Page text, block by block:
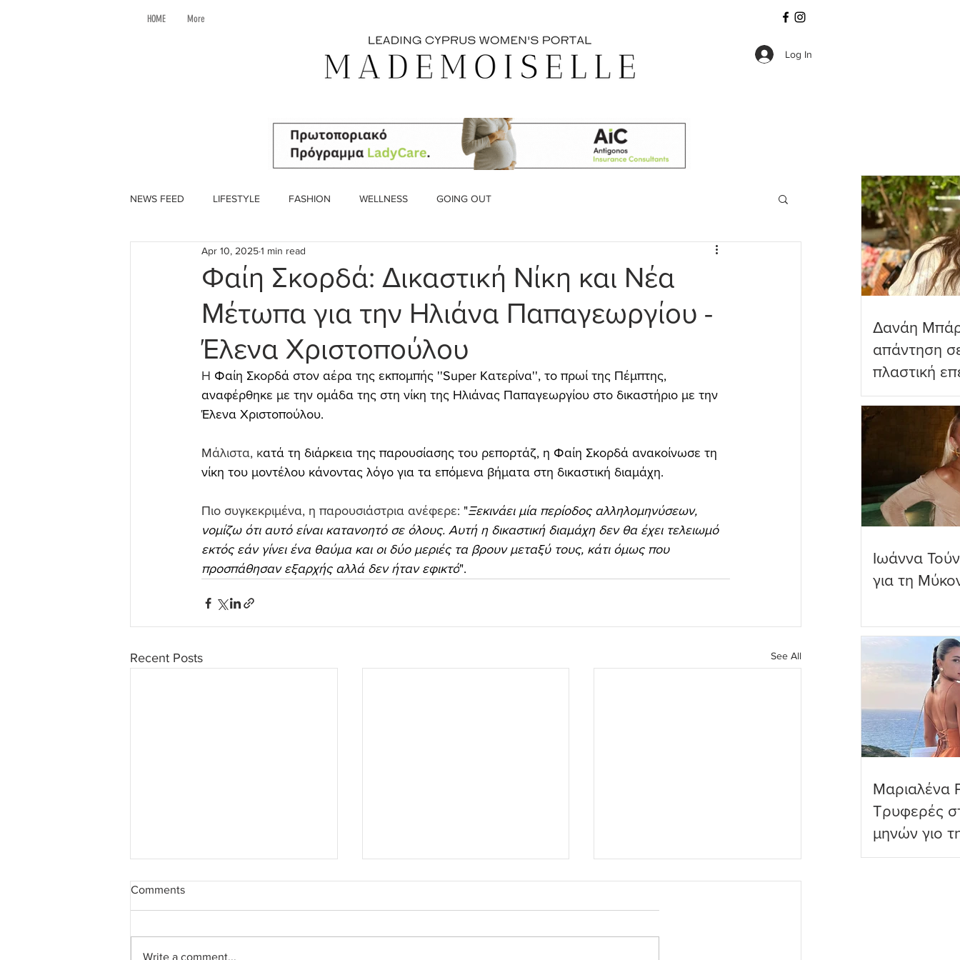
HOME More
Log In
NEWS FEED LIFESTYLE FASHION WELLNESS GOING OUT
Φαίη Σκορδά: Δικαστική Νίκη και Νέα
Μέτωπα για την Ηλιάνα Παπαγεωργίου -
Έλενα Χριστοπούλου
Apr 10, 20251 min read
Η Φαίη Σκορδά στον αέρα της εκπομπής ''Super Kατερίνα'', το πρωί της Πέμπτης,
αναφέρθηκε με την ομάδα της στη νίκη της Ηλιάνας Παπαγεωργίου στο δικαστήριο με την
Έλενα Χριστοπούλου.
Μάλιστα, κατά τη διάρκεια της παρουσίασης του ρεπορτάζ, η Φαίη Σκορδά ανακοίνωσε τη
νίκη του μοντέλου κάνοντας λόγο για τα επόμενα βήματα στη δικαστική διαμάχη.
Πιο συγκεκριμένα, η παρουσιάστρια ανέφερε: "Ξεκινάει μία περίοδος αλληλομηνύσεων,
νομίζω ότι αυτό είναι κατανοητό σε όλους. Αυτή η δικαστική διαμάχη δεν θα έχει τελειωμό
εκτός εάν γίνει ένα θαύμα και οι δύο μεριές τα βρουν μεταξύ τους, κάτι όμως που
προσπάθησαν εξαρχής αλλά δεν ήταν εφικτό".
Recent Posts See All
Comments
Write a comment...
Δανάη
απάντηση
πλαστική
ωραιότερο
Ιωάννα
για τη
Μαριαλένα
Τρυφερές
μηνών γιο